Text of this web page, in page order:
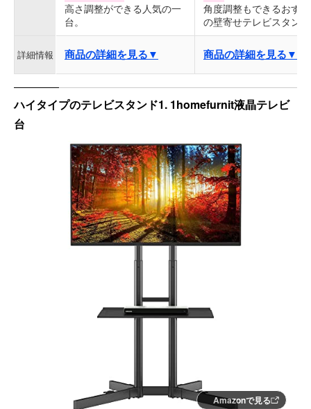
高さ調整ができる人気の一
台。
角度調整もできるおす
の壁寄せテレビスタン
詳細情報 商品の詳細を見る▼ 商品の詳細を見る▼
ハイタイプのテレビスタンド1. 1homefurnit液晶テレビ
台
Amazonで見る